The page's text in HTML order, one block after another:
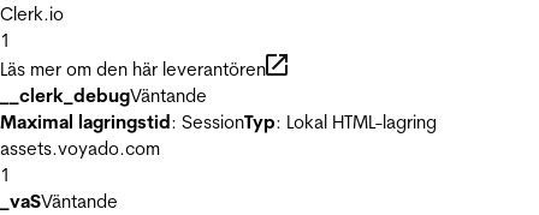
Clerk.io
1
Läs mer om den här leverantören
__clerk_debugVäntande
Maximal lagringstid: SessionTyp: Lokal HTML-lagring
assets.voyado.com
1
_vaSVäntande